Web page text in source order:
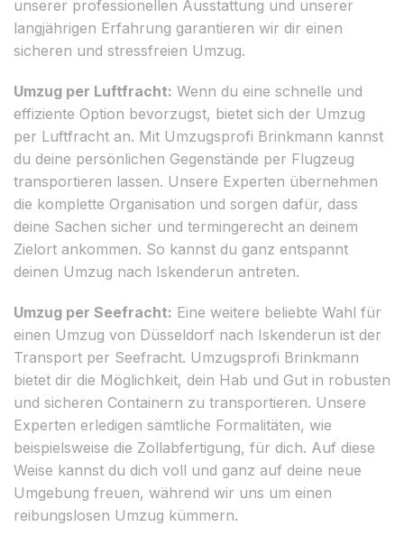
unserer professionellen Ausstattung und unserer
langjährigen Erfahrung garantieren wir dir einen
sicheren und stressfreien Umzug.
Umzug per Luftfracht: Wenn du eine schnelle und
effiziente Option bevorzugst, bietet sich der Umzug
per Luftfracht an. Mit Umzugsprofi Brinkmann kannst
du deine persönlichen Gegenstände per Flugzeug
transportieren lassen. Unsere Experten übernehmen
die komplette Organisation und sorgen dafür, dass
deine Sachen sicher und termingerecht an deinem
Zielort ankommen. So kannst du ganz entspannt
deinen Umzug nach Iskenderun antreten.
Umzug per Seefracht: Eine weitere beliebte Wahl für
einen Umzug von Düsseldorf nach Iskenderun ist der
Transport per Seefracht. Umzugsprofi Brinkmann
bietet dir die Möglichkeit, dein Hab und Gut in robusten
und sicheren Containern zu transportieren. Unsere
Experten erledigen sämtliche Formalitäten, wie
beispielsweise die Zollabfertigung, für dich. Auf diese
Weise kannst du dich voll und ganz auf deine neue
Umgebung freuen, während wir uns um einen
reibungslosen Umzug kümmern.